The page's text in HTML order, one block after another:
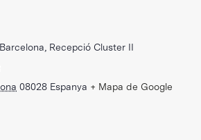
Recepció Cluster II
08028 Espanya + Mapa de Google